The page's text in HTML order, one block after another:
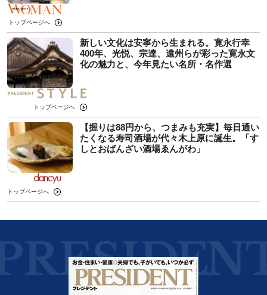
トップページへ
新しい文化は安寧から生まれる。寛永行幸
400年、光悦、宗達、遠州らが彩った寛永文
化の魅力と、今年見たい名所・名作選
トップページへ
【握りは88円から、つまみも充実】毎日通い
たくなる寿司酒場が代々木上原に誕生。「す
しとおばんざい酒場ゑんがわ」
トップページへ